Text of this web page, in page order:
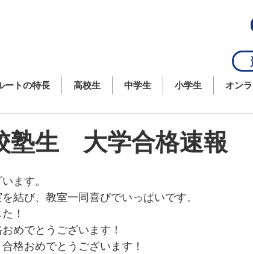
ートの特長 高校生 中学生 小学生 オン
塾生 大学合格速報
ます。
結び、教室一同喜びでいっぱいです。
！
めでとうございます！
格おめでとうございます！